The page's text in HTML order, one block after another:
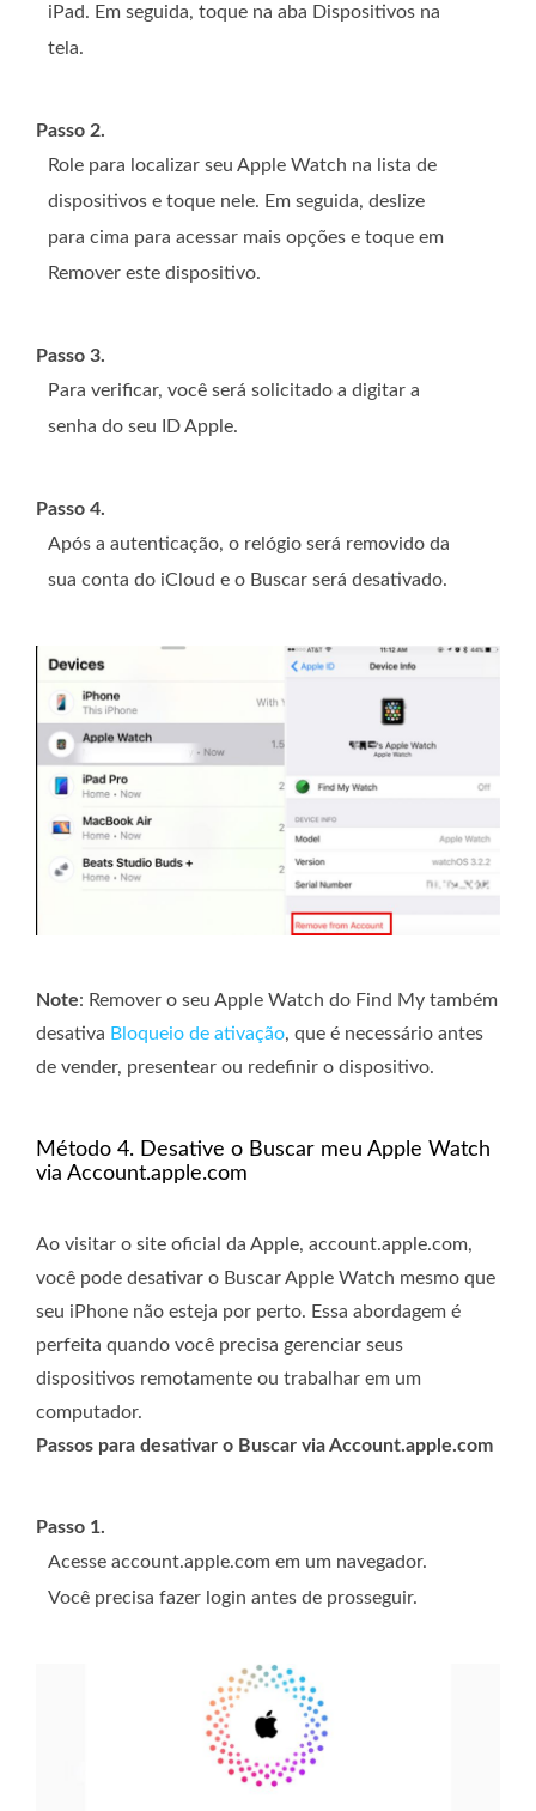
iPad. Em seguida, toque na aba Dispositivos na
tela.
Passo 2.
Role para localizar seu Apple Watch na lista de
dispositivos e toque nele. Em seguida, deslize
para cima para acessar mais opções e toque em
Remover este dispositivo.
Passo 3.
Para verificar, você será solicitado a digitar a
senha do seu ID Apple.
Passo 4.
Após a autenticação, o relógio será removido da
sua conta do iCloud e o Buscar será desativado.
Note: Remover o seu Apple Watch do Find My também
desativa Bloqueio de ativação, que é necessário antes
de vender, presentear ou redefinir o dispositivo.
Método 4. Desative o Buscar meu Apple Watch
via Account.apple.com
Ao visitar o site oficial da Apple, account.apple.com,
você pode desativar o Buscar Apple Watch mesmo que
seu iPhone não esteja por perto. Essa abordagem é
perfeita quando você precisa gerenciar seus
dispositivos remotamente ou trabalhar em um
computador.
Passos para desativar o Buscar via Account.apple.com
Passo 1.
Acesse account.apple.com em um navegador.
Você precisa fazer login antes de prosseguir.